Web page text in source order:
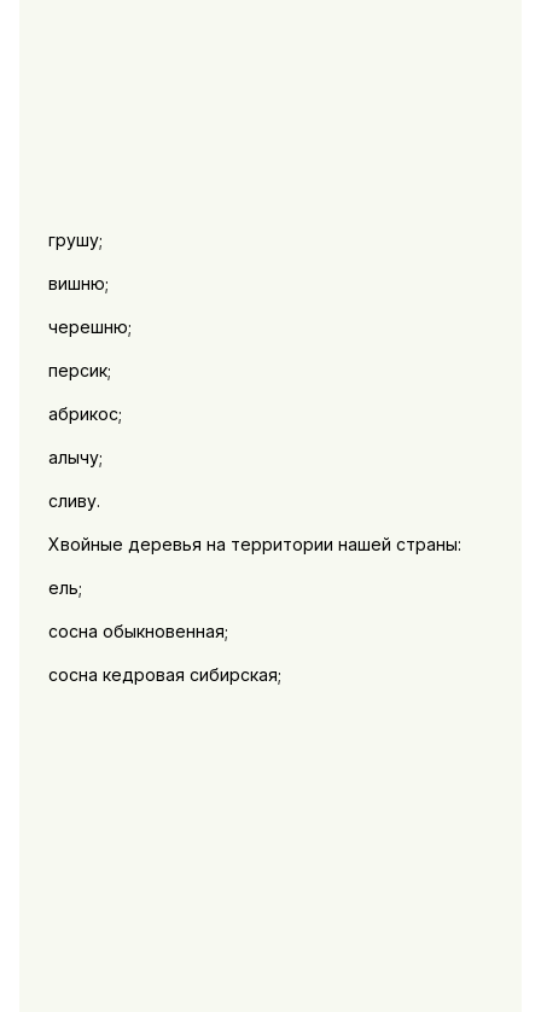
грушу;
вишню;
черешню;
персик;
абрикос;
алычу;
сливу.
Хвойные деревья на территории нашей страны:
ель;
сосна обыкновенная;
сосна кедровая сибирская;